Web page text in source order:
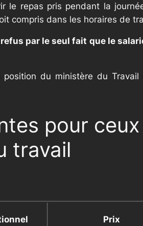
le repas pris pendant la
compris dans les horaires de
par le seul fait que le
du ministère du
pour
travail
Prix